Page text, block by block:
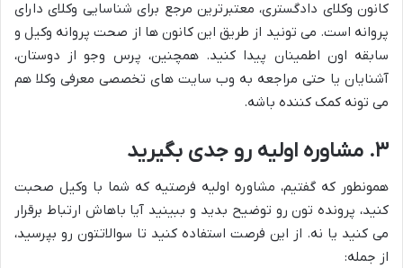
کانون وکلای دادگستری، معتبرترین مرجع برای شناسایی وکلای دارای
پروانه است. می تونید از طریق این کانون ها از صحت پروانه وکیل و
سابقه اون اطمینان پیدا کنید. همچنین، پرس وجو از دوستان،
آشنایان یا حتی مراجعه به وب سایت های تخصصی معرفی وکلا هم
می تونه کمک کننده باشه.
۳. مشاوره اولیه رو جدی بگیرید
همونطور که گفتیم، مشاوره اولیه فرصتیه که شما با وکیل صحبت
کنید، پرونده تون رو توضیح بدید و ببینید آیا باهاش ارتباط برقرار
می کنید یا نه. از این فرصت استفاده کنید تا سوالاتتون رو بپرسید،
از جمله: